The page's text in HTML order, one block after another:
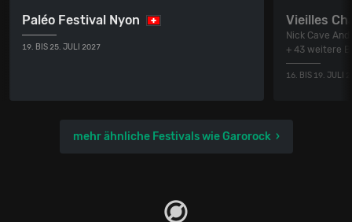
Paléo Festival Nyon
19. BIS 25. JULI 2027
Vieilles
Nick Cave
+ 43 weitere
16. BIS 19. JULI
mehr ähnliche Festivals wie Garorock